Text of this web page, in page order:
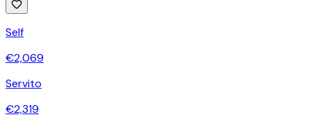
Self
€2,069
Servito
€2,319